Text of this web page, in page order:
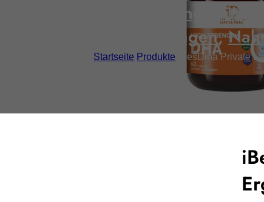
Nahrungsergänzungsmittel
Ergänzungen,
Startseite Produkte iBesDina Private